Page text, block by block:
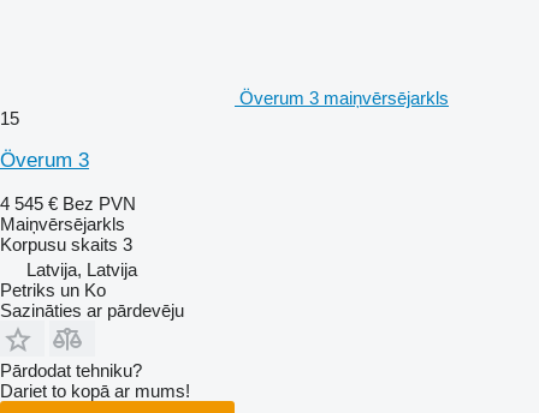
Överum 3 maiņvērsējarkls
15
Överum 3
4 545 € Bez PVN
Maiņvērsējarkls
Korpusu skaits 3
Latvija, Latvija
Petriks un Ko
Sazināties ar pārdevēju
Pārdodat tehniku?
Dariet to kopā ar mums!